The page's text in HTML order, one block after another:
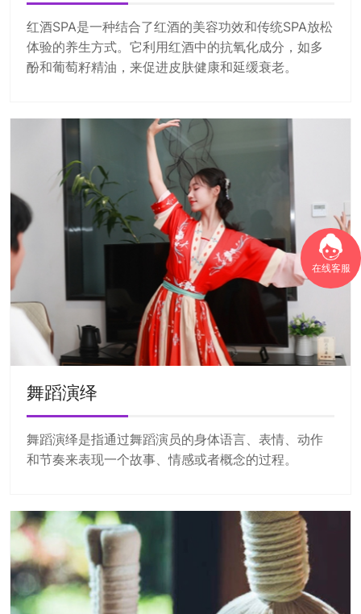
在线客服
红酒SPA是一种结合了红酒的美容功效和传统SPA放松
体验的养生方式。它利用红酒中的抗氧化成分，如多
酚和葡萄籽精油，来促进皮肤健康和延缓衰老。
舞蹈演绎
舞蹈演绎是指通过舞蹈演员的身体语言、表情、动作
和节奏来表现一个故事、情感或者概念的过程。